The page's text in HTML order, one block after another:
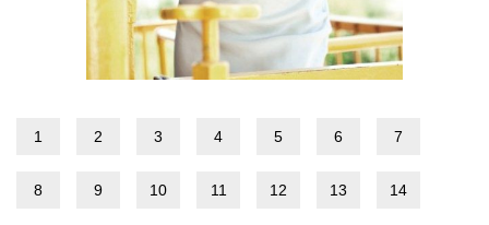
1 2 3 4 5 6 7
8 9 10 11 12 13 14